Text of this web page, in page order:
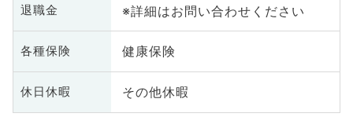
退職金 ※詳細はお問い合わせください
各種保険 健康保険
休日休暇 その他休暇